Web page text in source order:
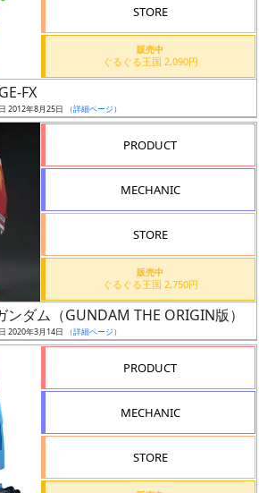
STORE
販売中
ぐるぐる王国 2,090円
FX
2012年8月25日 （詳細ページ）
PRODUCT
MECHANIC
STORE
販売中
ぐるぐる王国 2,750円
ダム（GUNDAM THE ORIGIN版）
2020年3月14日 （詳細ページ）
PRODUCT
MECHANIC
STORE